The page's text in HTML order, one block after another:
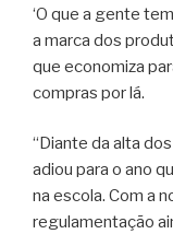
‘O que a gente
a marca dos
que economiza
compras por lá.
“Diante da alta
adiou para o ano
na escola. Com a
regulamentação